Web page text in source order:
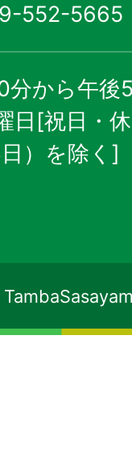
552-5665
分から午後
日[祝日・
）を除く]